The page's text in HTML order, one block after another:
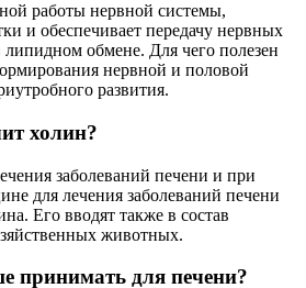
работы нервной системы,
и обеспечивает передачу нервных
липидном обмене. Для чего полезен
нервной и половой
развития.
холин?
заболеваний печени и при
для лечения заболеваний печени
Его вводят также в состав
животных.
принимать для печени?